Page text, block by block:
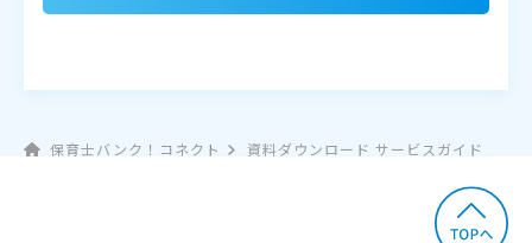
保育士バンク！コネクト 資料ダウンロード サービスガイド